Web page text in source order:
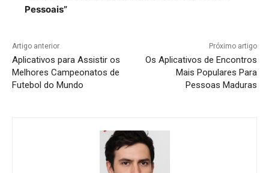
Pessoais”
Artigo anterior
Aplicativos para Assistir os
Melhores Campeonatos de
Futebol do Mundo
Próximo artigo
Os Aplicativos de Encontros
Mais Populares Para
Pessoas Maduras